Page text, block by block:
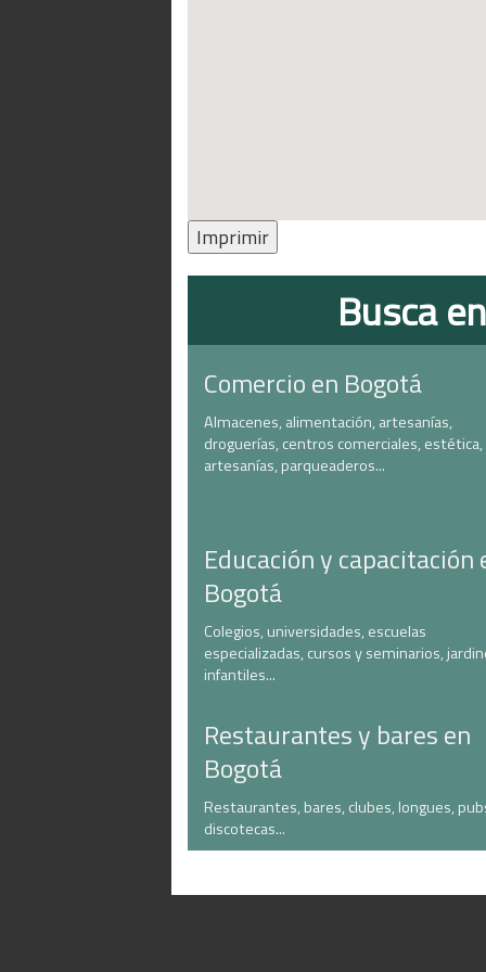
Imprimir
Busca
Comercio en Bogotá
Almacenes, alimentación, artesanías,
droguerías, centros comerciales, estética,
artesanías, parqueaderos...
Educación y capacitación
Bogotá
Colegios, universidades, escuelas
especializadas, cursos y seminarios,
infantiles...
Restaurantes y bares en
Bogotá
Restaurantes, bares, clubes, longues,
discotecas...